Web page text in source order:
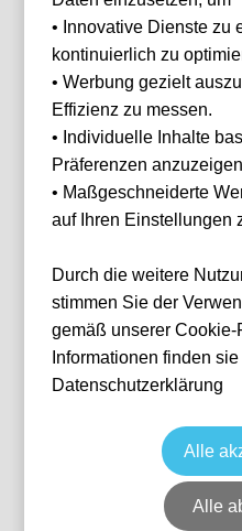
0 Events gefunden
Nichts
Wie
Suche
Wähle das Event deiner Träume aus
• Innovative Dienste zu
kontinuierlich zu
• Werbung gezielt
Effizienz zu messen.
• Individuelle Inhalte
Präferenzen
• Maßgeschneiderte
auf Ihren Einstellungen
Durch die weitere
stimmen Sie der
gemäß unserer
Informationen finden
Datenschutzerklärung
Alle
Alle